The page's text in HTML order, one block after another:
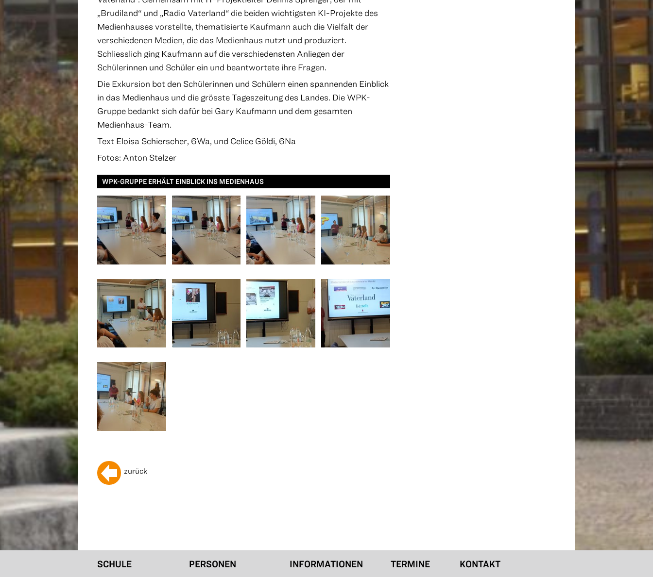
„Brudiland“ und „Radio Vaterland“ die beiden wichtigsten KI-Projekte des
Medienhauses vorstellte, thematisierte Kaufmann auch die Vielfalt der
verschiedenen Medien, die das Medienhaus nutzt und produziert.
Schliesslich ging Kaufmann auf die verschiedensten Anliegen der
Schülerinnen und Schüler ein und beantwortete ihre Fragen.
Die Exkursion bot den Schülerinnen und Schülern einen spannenden Einblick
in das Medienhaus und die grösste Tageszeitung des Landes. Die WPK-
Gruppe bedankt sich dafür bei Gary Kaufmann und dem gesamten
Medienhaus-Team.
Text Eloisa Schierscher, 6Wa, und Celice Göldi, 6Na
Fotos: Anton Stelzer
WPK-GRUPPE ERHÄLT EINBLICK INS MEDIENHAUS
zurück
SCHULE PERSONEN INFORMATIONEN TERMINE KONTAKT